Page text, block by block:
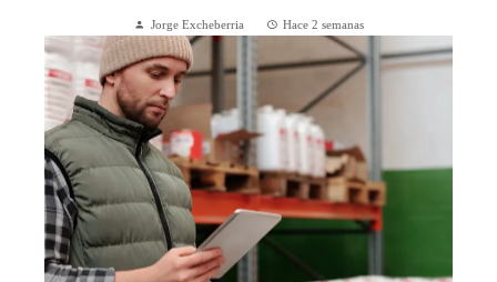
Jorge Excheberria Hace 2 semanas